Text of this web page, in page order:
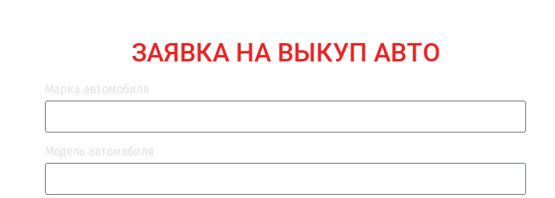
ЗАЯВКА НА ВЫКУП АВТО
Марка автомобиля
Модель автомобиля